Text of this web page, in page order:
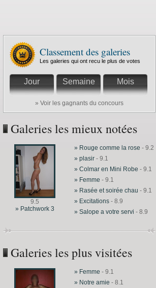
Classement des galeries
Les galeries qui ont recu le plus de votes
Jour Semaine Mois
» Voir les gagnants du concours
Galeries les mieux notées
9.5
» Patchwork 3
» Rouge comme la rose - 9.2
» plasir - 9.1
» Colmar en Mini Robe - 9.1
» Femme - 9.1
» Rasée et soirée chau - 9.1
» Excitations - 8.9
» Salope a votre servi - 8.9
Galeries les plus visitées
» Femme - 9.1
» Notre amie - 8.1